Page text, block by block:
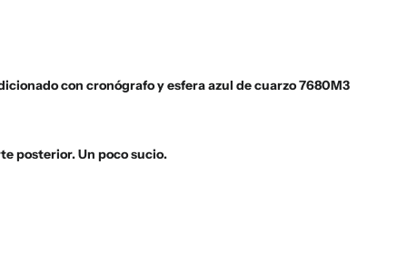
con cronógrafo y esfera azul de cuarzo 7680M3
posterior. Un poco sucio.